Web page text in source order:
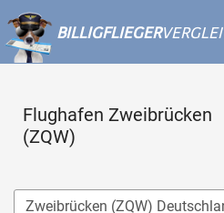
BILLIGFLIEGER
Flughafen Zweibrücken
(ZQW)